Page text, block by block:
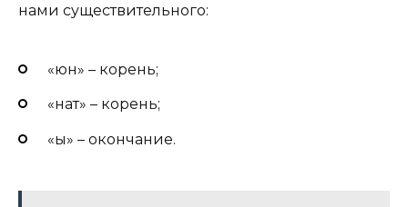
нами существительного:
«юн» – корень;
«нат» – корень;
«ы» – окончание.